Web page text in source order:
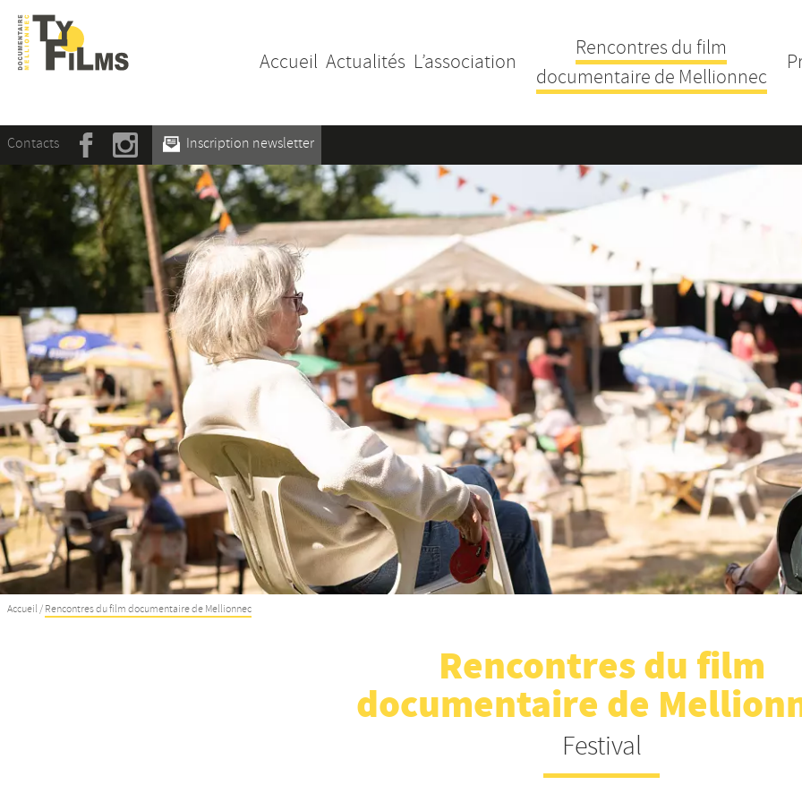
Accueil Actualités L’association
Rencontres du film
documentaire de Mellionnec
Contacts Inscription newsletter
Accueil / Rencontres du film documentaire de Mellionnec
Rencontres du film
documentaire de
Festival